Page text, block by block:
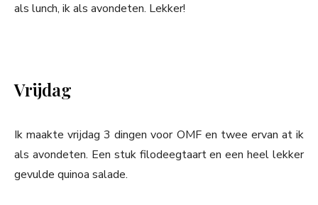
als lunch, ik als avondeten. Lekker!
Vrijdag
Ik maakte vrijdag 3 dingen voor OMF en twee ervan at ik
als avondeten. Een stuk filodeegtaart en een heel lekker
gevulde quinoa salade.